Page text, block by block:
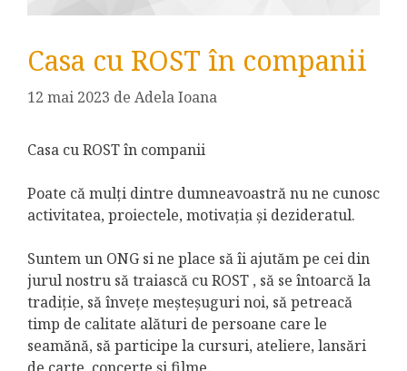
Casa cu ROST în companii
12 mai 2023 de Adela Ioana
Casa cu ROST în companii
Poate că mulți dintre dumneavoastră nu ne cunosc
activitatea, proiectele, motivația și dezideratul.
Suntem un ONG si ne place să îi ajutăm pe cei din
jurul nostru să traiască cu ROST , să se întoarcă la
tradiție, să învețe meșteșuguri noi, să petreacă
timp de calitate alături de persoane care le
seamănă, să participe la cursuri, ateliere, lansări